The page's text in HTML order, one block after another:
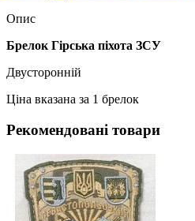
Опис
Брелок Гірська піхота ЗСУ
Двусторонній
Ціна вказана за 1 брелок
Рекомендовані товари